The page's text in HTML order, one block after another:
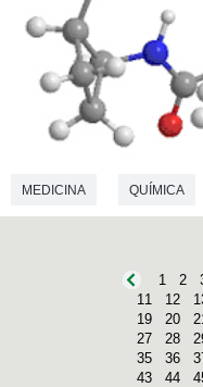
MEDICINA QUÍMICA
1 2
11
12
19
20
27
28
35
36
43
44